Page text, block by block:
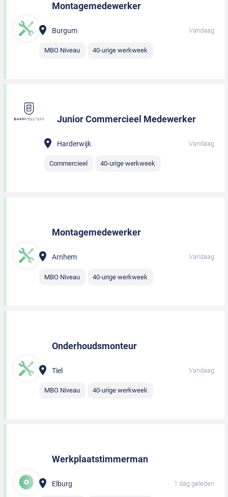
Montagemedewerker
Burgum Vandaag
MBO Niveau 40-urige werkweek
Junior Commercieel Medewerker
Harderwijk Vandaag
Commercieel 40-urige werkweek
Montagemedewerker
Arnhem Vandaag
MBO Niveau 40-urige werkweek
Onderhoudsmonteur
Tiel Vandaag
MBO Niveau 40-urige werkweek
Werkplaatstimmerman
Elburg 1 dag geleden